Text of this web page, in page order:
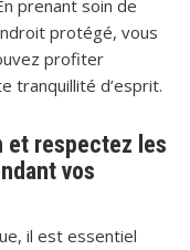
prenant soin de
protégé, vous
profiter
tranquillité d’esprit.
et respectez les
vos
il est essentiel